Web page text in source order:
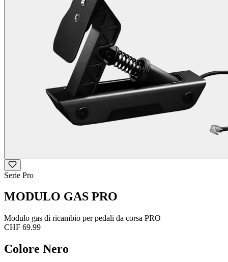
Serie Pro
MODULO GAS PRO
Modulo gas di ricambio per pedali da corsa PRO
CHF 69.99
Colore Nero